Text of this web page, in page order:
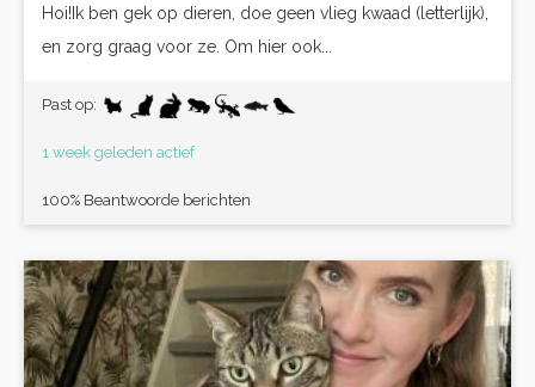
Hoi!Ik ben gek op dieren, doe geen vlieg kwaad (letterlijk),
en zorg graag voor ze. Om hier ook...
Past op:
1 week geleden actief
100% Beantwoorde berichten